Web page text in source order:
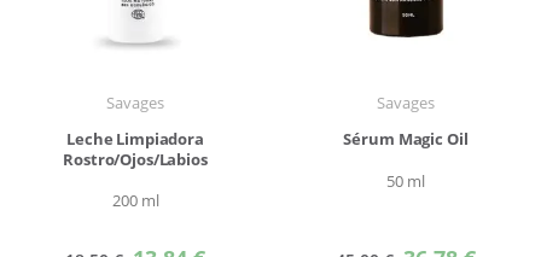
Savages
Leche Limpiadora
Rostro/Ojos/Labios
200 ml
Savages
Sérum Magic Oil
50 ml